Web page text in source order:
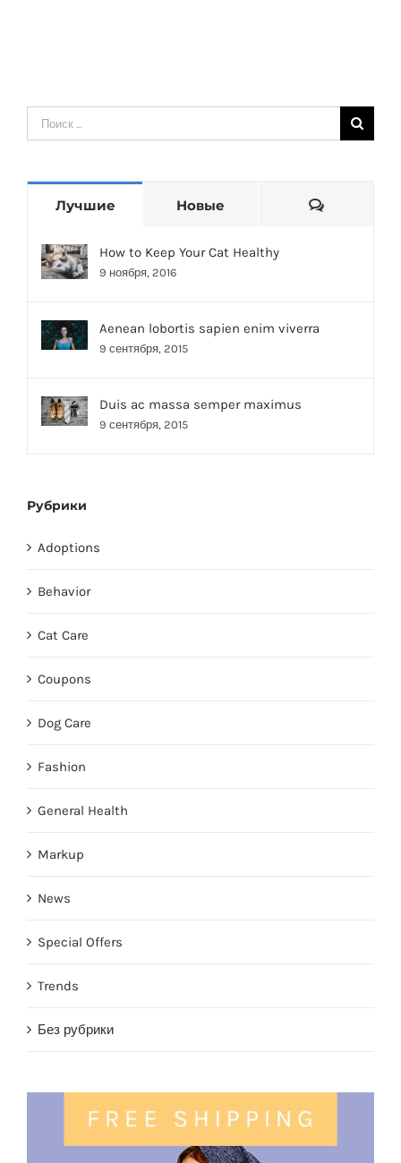
Результат
поиска:
Лучшие Новые
How to Keep Your Cat Healthy
9 ноября, 2016
Aenean lobortis sapien enim viverra
9 сентября, 2015
Duis ac massa semper maximus
9 сентября, 2015
Рубрики
Adoptions
Behavior
Cat Care
Coupons
Dog Care
Fashion
General Health
Markup
News
Special Offers
Trends
Без рубрики